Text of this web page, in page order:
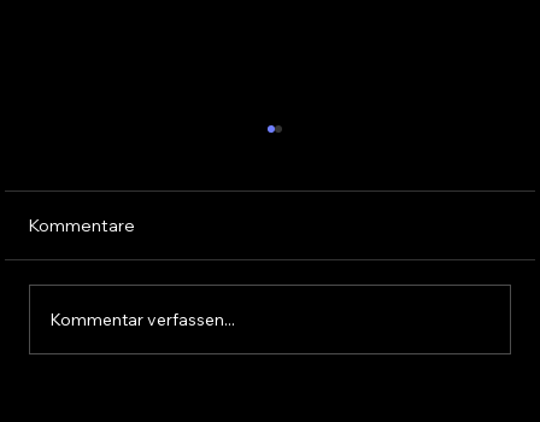
Kommentare
Kommentar verfassen...